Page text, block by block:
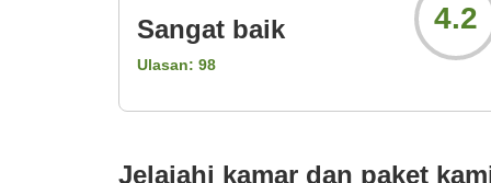
Sangat baik
Ulasan: 98
4.2
Jelajahi kamar dan paket